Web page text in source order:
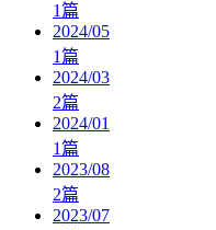
1篇
2024/05
1篇
2024/03
2篇
2024/01
1篇
2023/08
2篇
2023/07